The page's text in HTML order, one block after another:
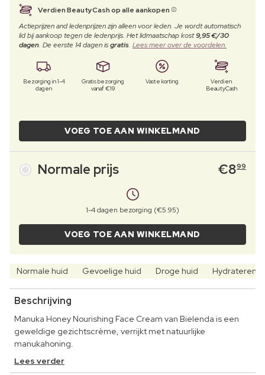
Verdien BeautyCash op alle aankopen
Actieprijzen and ledenprijzen zijn alleen voor leden. Je wordt automatisch
lid bij aankoop tegen de ledenprijs. Het lidmaatschap kost9,95 €/30
dagen. De eerste 14 dagen isgratis. Lees meer over de voordelen.
Bezorging in 1-4
dagen
Gratis bezorging
vanaf €19
Vaste korting
Verdien
BeautyCash
VOEG TOE AAN WINKELMAND
Normale prijs €899
1-4 dagen bezorging (€5.95)
VOEG TOE AAN WINKELMAND
Normale huid Gevoelige huid Droge huid Hydraterend
Beschrijving
Manuka Honey Nourishing Face Cream van Bielenda is een
geweldige gezichtscrème, verrijkt met natuurlijke
manukahoning.
Lees verder